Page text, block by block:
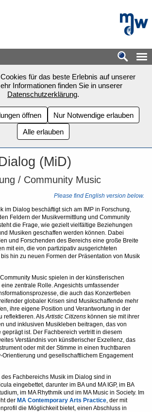
mdw -
für das beste Erlebnis auf unserer
Informationen finden Sie in unserer
Datenschutzerklärung.
öffnen
Nur Notwendige erlauben
Alle erlauben
(MiD)
/ Community Music
Please find English version below.
im Dialog beschäftigt sich am IMP in Forschung,
Feldern der Musikvermittlung und Community
die Frage, wie gezielt vielfältige Beziehungen
Musiken geschaffen werden können. Dabei
und Forschenden des Bereichs eine große Breite
mit ein, die von partizipativ ausgerichteten
hin zu neuen Formen der Präsentation von Musik
Music spielen in der künstlerischen
zentrale Rolle. Angesichts umfassender
die auch das Konzertleben
globaler Krisen sind Musikschaffende mehr
ihre eigene Position und Verantwortung in der
reflektieren. AlsArtistic Citizens können sie mit ihrer
und inklusiven Musikleben beitragen, das von
ist. Der Fachbereich vertritt in diesem
Verständnis von künstlerischer Exzellenz, das
oder mit der Stimme in einen fruchtbaren
Orientierung und gesellschaftlichem Engagement
des Fachbereichs Musik im Dialog sind in
eingebettet, darunter im BA und MA IGP, im BA
im MA Rhythmik und im MA Music in Society. Im
der MA Contemporary Arts Practice, der mit
die Möglichkeit bietet, einen Abschluss in